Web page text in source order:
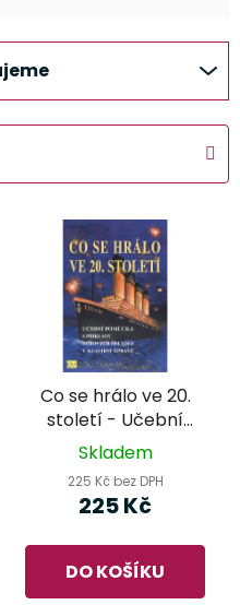
Co se hrálo ve 20.
století - Učební
pomůcka s příklady
klavírní úpravě
Skladem
225 Kč bez DPH
225 Kč
DO KOŠÍKU